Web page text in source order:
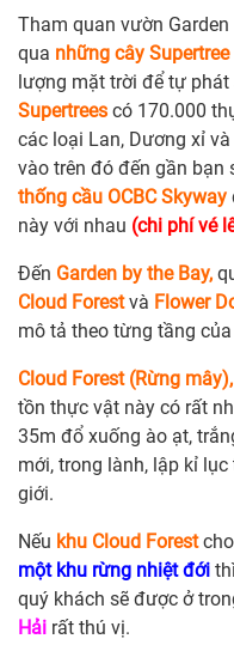
Tham quan vườn
qua những cây Supertree
lượng mặt trời để tự
Supertrees có 170.000
các loại Lan, Dương xỉ
vào trên đó đến gần bạn
thống cầu OCBC Skyway
này với nhau (chi phí vé
Đến Garden by the Bay,
Cloud Forestvà Flower
mô tả theo từng tầng
Cloud Forest (Rừng mây),
tồn thực vật này có rất
35m đổ xuống ào ạt,
mới, trong lành, lập kỉ
giới.
Nếu khu Cloud Forestcho
một khu rừng nhiệt đới
quý khách sẽ được ở
Hải rất thú vị.